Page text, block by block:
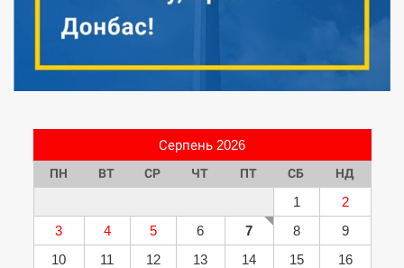
Серпень 2026
ПН ВТ СР ЧТ ПТ СБ НД
1
2
3
4 5 6 7 8
9
10
11 12 13 14 15
16